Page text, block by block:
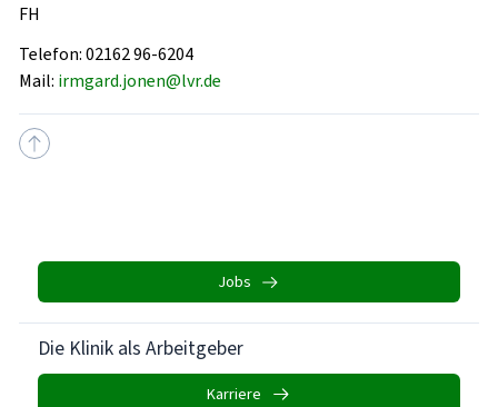
FH
Telefon: 02162 96-6204
Mail: irmgard.jonen@lvr.de
Jobs
Die Klinik als Arbeitgeber
Karriere